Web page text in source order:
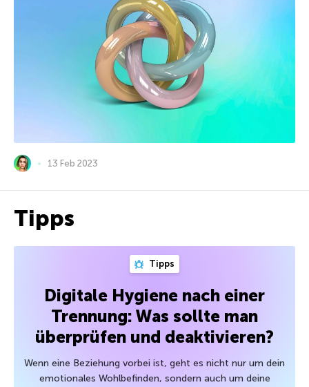
13 Feb 2023
Tipps
Tipps
Digitale Hygiene nach einer
Trennung: Was sollte man
überprüfen und deaktivieren?
Wenn eine Beziehung vorbei ist, geht es nicht nur um dein
emotionales Wohlbefinden, sondern auch um deine